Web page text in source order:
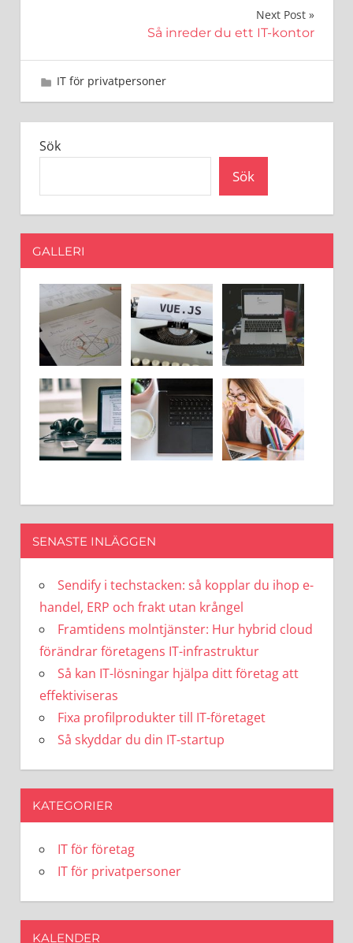
Next Post
Så inreder du ett IT-kontor
3 april 2024
admin
IT för privatpersoner
Sök
Sök
GALLERI
SENASTE INLÄGGEN
Sendify i techstacken: så kopplar du ihop e-
handel, ERP och frakt utan krångel
Framtidens molntjänster: Hur hybrid cloud
förändrar företagens IT-infrastruktur
Så kan IT-lösningar hjälpa ditt företag att
effektiviseras
Fixa profilprodukter till IT-företaget
Så skyddar du din IT-startup
KATEGORIER
IT för företag
IT för privatpersoner
KALENDER